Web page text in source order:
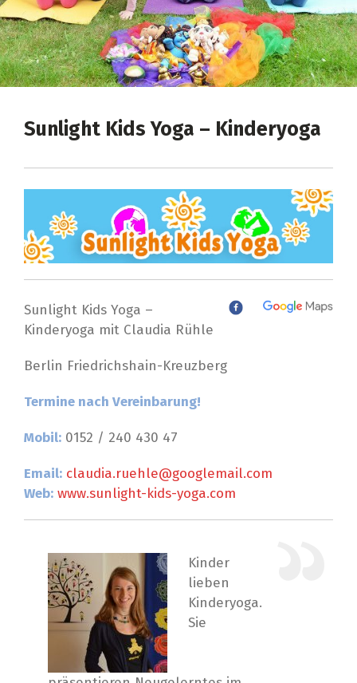
Sunlight Kids Yoga – Kinderyoga
Sunlight Kids Yoga –
Kinderyoga mit Claudia Rühle
Berlin Friedrichshain-Kreuzberg
Termine nach Vereinbarung!
Mobil: 0152 / 240 430 47
Email: claudia.ruehle@googlemail.com
Web: www.sunlight-kids-yoga.com
Kinder
lieben
Kinderyoga.
Sie